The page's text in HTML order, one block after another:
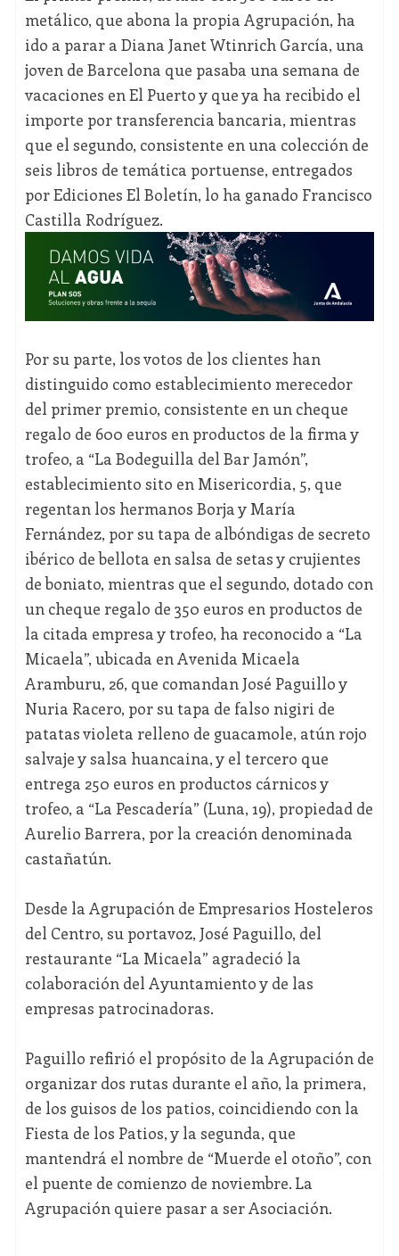
metálico, que abona la propia Agrupación, ha
ido a parar a Diana Janet Wtinrich García, una
joven de Barcelona que pasaba una semana de
vacaciones en El Puerto y que ya ha recibido el
importe por transferencia bancaria, mientras
que el segundo, consistente en una colección de
seis libros de temática portuense, entregados
por Ediciones El Boletín, lo ha ganado Francisco
Castilla Rodríguez.
Por su parte, los votos de los clientes han
distinguido como establecimiento merecedor
del primer premio, consistente en un cheque
regalo de 600 euros en productos de la firma y
trofeo, a “La Bodeguilla del Bar Jamón”,
establecimiento sito en Misericordia, 5, que
regentan los hermanos Borja y María
Fernández, por su tapa de albóndigas de secreto
ibérico de bellota en salsa de setas y crujientes
de boniato, mientras que el segundo, dotado con
un cheque regalo de 350 euros en productos de
la citada empresa y trofeo, ha reconocido a “La
Micaela”, ubicada en Avenida Micaela
Aramburu, 26, que comandan José Paguillo y
Nuria Racero, por su tapa de falso nigiri de
patatas violeta relleno de guacamole, atún rojo
salvaje y salsa huancaina, y el tercero que
entrega 250 euros en productos cárnicos y
trofeo, a “La Pescadería” (Luna, 19), propiedad de
Aurelio Barrera, por la creación denominada
castañatún.
Desde la Agrupación de Empresarios Hosteleros
del Centro, su portavoz, José Paguillo, del
restaurante “La Micaela” agradeció la
colaboración del Ayuntamiento y de las
empresas patrocinadoras.
Paguillo refirió el propósito de la Agrupación de
organizar dos rutas durante el año, la primera,
de los guisos de los patios, coincidiendo con la
Fiesta de los Patios, y la segunda, que
mantendrá el nombre de “Muerde el otoño”, con
el puente de comienzo de noviembre. La
Agrupación quiere pasar a ser Asociación.